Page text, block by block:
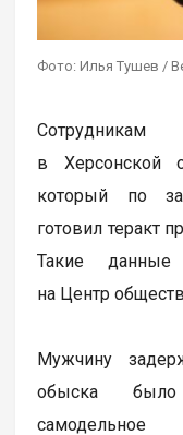
Фото: Илья Тушев /
в Херсонской
который по
готовил теракт
Такие
на Центр
Мужчину
обыска было